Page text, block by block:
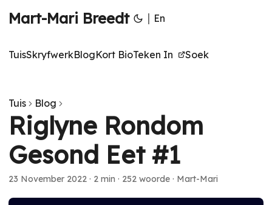
Mart-Mari Breedt | En
TuisSkryfwerkBlogKort BioTeken In Soek
Tuis Blog
Riglyne Rondom
Gesond Eet #1
23 November 2022 · 2 min · 252 woorde · Mart-Mari